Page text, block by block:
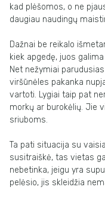
kad plėšomos, o ne
daugiau naudingų
Dažnai be reikalo
kiek apgedę, juos
Net nežymiai parudusias
viršūnėles pakanka
vartoti. Lygiai taip pat
morkų ar burokėlių. Jie
sriuboms.
Ta pati situacija su
susitraiškė, tas vietas
nebetinka, jeigu yra
pelėsio, jis skleidžia